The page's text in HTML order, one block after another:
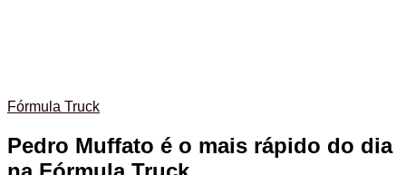
Fórmula Truck
Pedro Muffato é o mais rápido do dia